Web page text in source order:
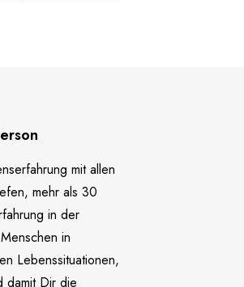
mit allen
mehr als 30
in der
in
Lebenssituationen,
damit Dir die